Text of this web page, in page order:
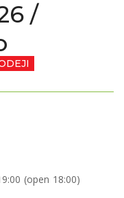
/
(open 18:00)